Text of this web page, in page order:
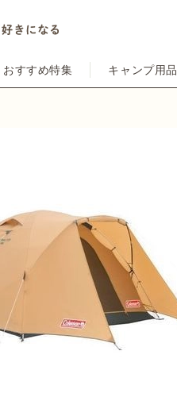
おすすめ特集 キャンプ用品